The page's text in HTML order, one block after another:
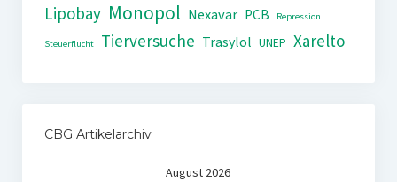
Lipobay Monopol Nexavar PCB Repression
Steuerflucht Tierversuche Trasylol UNEP Xarelto
CBG Artikelarchiv
August 2026